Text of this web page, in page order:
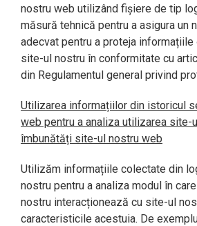
nostru web utilizând fișiere de tip
măsură tehnică pentru a asigura un
adecvat pentru a proteja
site-ul nostru în conformitate cu
din Regulamentul general privind
Utilizarea informațiilor din istoricul
web pentru a analiza utilizarea site-
îmbunătăți site-ul nostru web
Utilizăm informațiile colectate din
nostru pentru a analiza modul în
nostru interacționează cu site-ul
caracteristicile acestuia. De